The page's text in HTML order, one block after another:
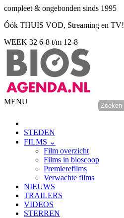
compleet & ongebonden sinds 1995
Óók THUIS VOD, Streaming en TV!
WEEK 32 6-8 t/m 12-8
MENU
STEDEN
FILMS ⌄
Film overzicht
Films in bioscoop
Premierefilms
Verwachte films
NIEUWS
TRAILERS
VIDEOS
STERREN